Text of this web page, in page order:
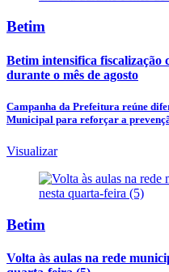
Betim
Betim intensifica fiscalização
durante o mês de agosto
Campanha da Prefeitura reúne
Municipal para reforçar a
Visualizar
Betim
Volta às aulas na rede